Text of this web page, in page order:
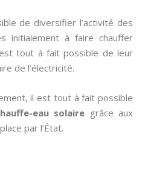
de diversifier l’activité des
initialement à faire chauffer
tout à fait possible de leur
de l’électricité.
il est tout à fait possible
eau solaire grâce aux
par l’État.